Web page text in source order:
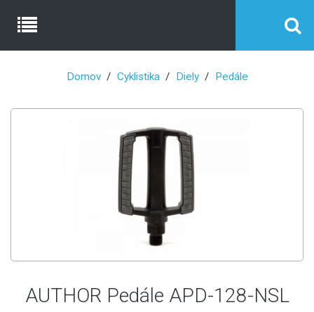
Domov Cyklistika Diely Pedále
AUTHOR Pedále APD-128-NSL